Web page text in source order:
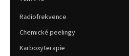
Radiofrekvence
Chemické peelingy
Karboxyterapie